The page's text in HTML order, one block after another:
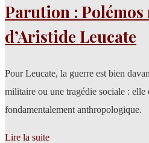
Parution : Polémos
d’Aristide Leucate
Pour Leucate, la guerre est bien
militaire ou une tragédie sociale : elle
fondamentalement anthropologique.
Lire la suite